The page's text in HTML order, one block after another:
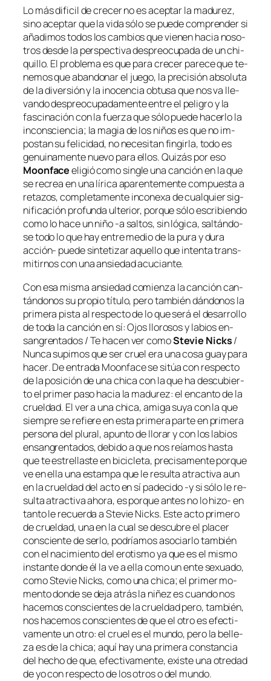
Lo más di­fi­cil de cre­cer no es acep­tar la ma­du­rez,
sino acep­tar que la vi­da só­lo se pue­de com­pren­der si
aña­di­mos to­dos los cam­bios que vie­nen ha­cia no­so­
tros des­de la pers­pec­ti­va des­preo­cu­pa­da de un chi­
qui­llo. El pro­ble­ma es que pa­ra cre­cer pa­re­ce que te­
ne­mos que aban­do­nar el jue­go, la pre­ci­sión ab­so­lu­ta
de la di­ver­sión y la ino­cen­cia ob­tu­sa que nos va lle­
van­do des­preo­cu­pa­da­men­te en­tre el pe­li­gro y la
fas­ci­na­ción con la fuer­za que só­lo pue­de ha­cer­lo la
in­cons­cien­cia; la ma­gia de los ni­ños es que no im­
pos­tan su fe­li­ci­dad, no ne­ce­si­tan fin­gir­la, to­do es
ge­nui­na­men­te nue­vo pa­ra ellos. Quizás por eso
Moonfaceeli­gió co­mo sin­gle una can­ción en la que
se re­crea en una lí­ri­ca apa­ren­te­men­te com­pues­ta a
re­ta­zos, com­ple­ta­men­te in­co­ne­xa de cual­quier sig­
ni­fi­ca­ción pro­fun­da ul­te­rior, por­que só­lo es­cri­bien­do
co­mo lo ha­ce un ni­ño ‑a sal­tos, sin ló­gi­ca, sal­tán­do­
se to­do lo que hay en­tre me­dio de la pu­ra y du­ra
acción- pue­de sin­te­ti­zar aque­llo que in­ten­ta trans­
mi­tir­nos con una an­sie­dad acuciante.
Con esa mis­ma an­sie­dad co­mien­za la can­ción can­
tán­do­nos su pro­pio tí­tu­lo, pe­ro tam­bién dán­do­nos la
pri­me­ra pis­ta al res­pec­to de lo que se­rá el de­sa­rro­llo
de to­da la can­ción en sí:Ojos llo­ro­sos y la­bios en­
san­gren­ta­dos / Te ha­cen ver co­moStevie Nicks/
Nunca su­pi­mos que ser cruel era una co­sa guay pa­ra
ha­cer. De en­tra­da Moonface se si­túa con res­pec­to
de la po­si­ción de una chi­ca con la que ha des­cu­bier­
to el pri­mer pa­so ha­cia la ma­du­rez: el en­can­to de la
cruel­dad. El ver a una chi­ca, ami­ga su­ya con la que
siem­pre se re­fie­re en es­ta pri­me­ra par­te en pri­me­ra
per­so­na del plu­ral, apun­to de llo­rar y con los la­bios
en­san­gren­ta­dos, de­bi­do a quenos reía­mos has­ta
que te es­tre­llas­te en bi­ci­cle­ta, pre­ci­sa­men­te por­que
ve en ella una es­tam­pa que le re­sul­ta atrac­ti­va aun
en la cruel­dad del ac­to en sí pa­de­ci­do ‑y si só­lo le re­
sul­ta atrac­ti­va aho­ra, es por­que an­tes no lo hizo- en
tan­to le re­cuer­da a Stevie Nicks. Este ac­to pri­me­ro
de cruel­dad, una en la cual se des­cu­bre el pla­cer
cons­cien­te de ser­lo, po­dría­mos aso­ciar­lo tam­bién
con el na­ci­mien­to del ero­tis­mo ya que es el mis­mo
ins­tan­te don­de él la ve a ella co­mo un en­te se­xua­do,
co­mo Stevie Nicks, co­mo una chi­ca; el pri­mer mo­
men­to don­de se de­ja atrás la ni­ñez es cuan­do nos
ha­ce­mos cons­cien­tes de la cruel­dad pe­ro, tam­bién,
nos ha­ce­mos cons­cien­tes de que el otro es efec­ti­
va­men­te un otro: el cruel es el mun­do, pe­ro la be­lle­
za es de la chi­ca; aquí hay una pri­me­ra cons­tan­cia
del he­cho de que, efec­ti­va­men­te, exis­te una otre­dad
de yo con res­pec­to de los otros o del mundo.